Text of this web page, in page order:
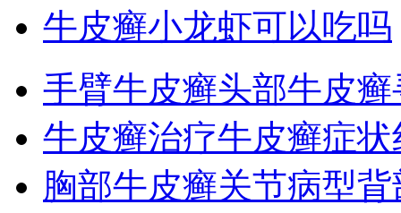
牛皮癣小龙虾可以吃吗
手臂牛皮癣头部牛皮癣
牛皮癣治疗牛皮癣症状
胸部牛皮癣关节病型背